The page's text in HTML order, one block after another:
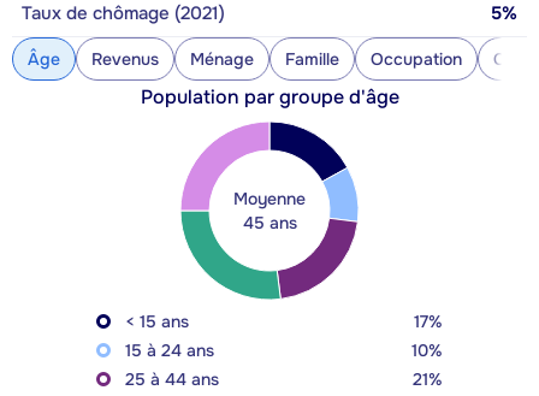
Taux de chômage (2021) 5%
Âge Revenus Ménage Famille Occupation
Population par groupe d'âge
Moyenne
45 ans
< 15 ans
17%
15 à 24 ans
10%
25 à 44 ans
21%